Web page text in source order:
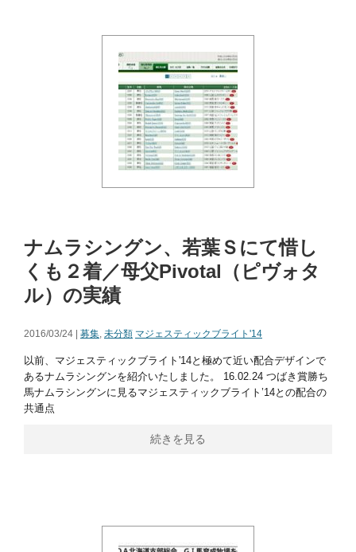
ナムラシングン、若葉Ｓにて惜し
くも２着／母父Pivotal（ピヴォタ
ル）の実績
2016/03/24 | 募集 未分類 マジェスティックブライト'14
以前、マジェスティックブライト'14と極めて近い配合デザインで
あるナムラシングンを紹介いたしました。 16.02.24 つばき賞勝ち
馬ナムラシングンに見るマジェスティックブライト’14との配合の
共通点
続きを見る